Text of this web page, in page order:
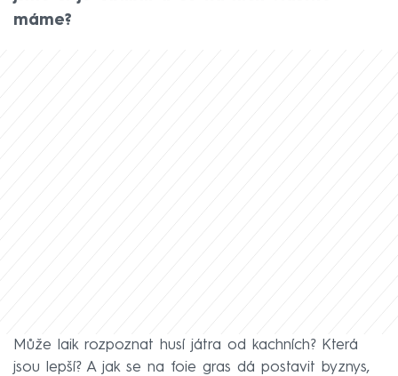
máme?
Může laik rozpoznat husí játra od kachních? Která
jsou lepší? A jak se na foie gras dá postavit byznys,